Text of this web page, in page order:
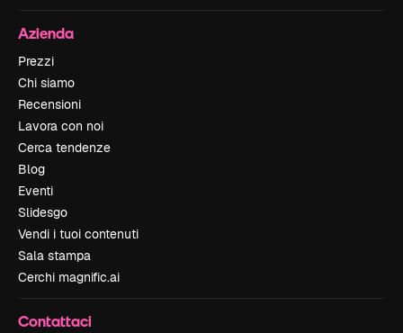
Azienda
Prezzi
Chi siamo
Recensioni
Lavora con noi
Cerca tendenze
Blog
Eventi
Slidesgo
Vendi i tuoi contenuti
Sala stampa
Cerchi magnific.ai
Contattaci